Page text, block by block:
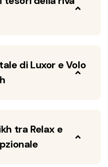
di Luxor e Volo
tra Relax e